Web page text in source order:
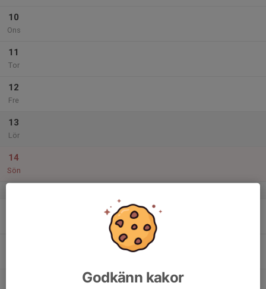
10
Ons
11
Tor
12
Fre
13
Lör
14
Sön
Godkänn kakor